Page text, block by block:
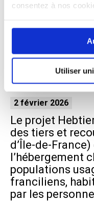
consentez à nos
Utiliser
Hebtiers –
des tiers et
services
2 février 2026
Le projet
des tiers et
d’Île-de-
l’hébergement
populations
franciliens,
par les